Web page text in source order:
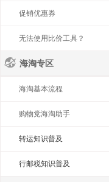
促销优惠券
无法使用比价工具？
海淘专区
海淘基本流程
购物党海淘助手
转运知识普及
行邮税知识普及